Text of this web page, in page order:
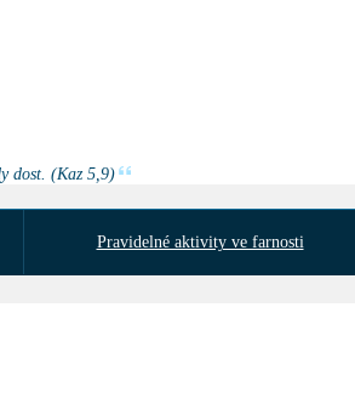
dost. (Kaz 5,9)
Pravidelné aktivity ve farnosti